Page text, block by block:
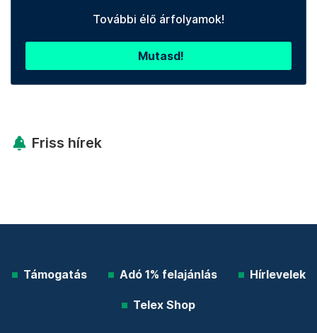
További élő árfolyamok!
Mutasd!
Friss hírek
Támogatás Adó 1% felajánlás Hírlevelek
Telex Shop